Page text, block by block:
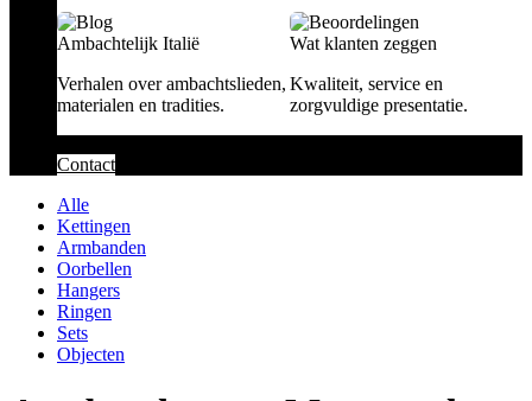
Ambachtelijk Italië
Verhalen over ambachtslieden,
materialen en tradities.
Wat klanten zeggen
Kwaliteit, service en
zorgvuldige presentatie.
Contact
Alle
Kettingen
Armbanden
Oorbellen
Hangers
Ringen
Sets
Objecten